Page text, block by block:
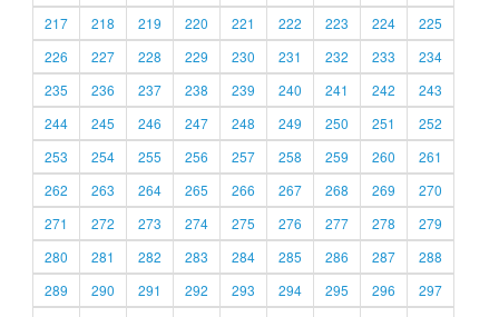
217
218 219 220 221 222 223 224
225
226
227 228 229 230 231 232 233
234
235
236 237 238 239 240 241 242
243
244
245 246 247 248 249 250 251
252
253
254 255 256 257 258 259 260
261
262
263 264 265 266 267 268 269
270
271
272 273 274 275 276 277 278
279
280
281 282 283 284 285 286 287
288
289
290 291 292 293 294 295 296
297